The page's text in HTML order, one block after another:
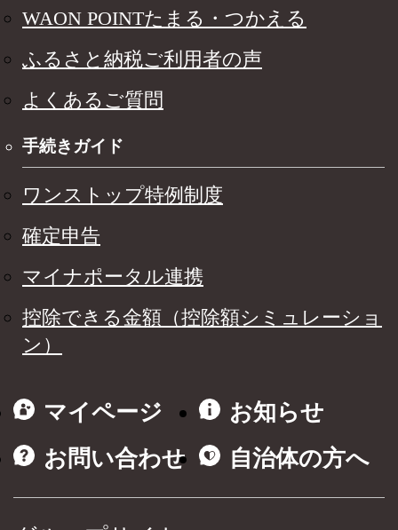
WAON POINTたまる・つかえる
ふるさと納税ご利用者の声
よくあるご質問
手続きガイド
ワンストップ特例制度
確定申告
マイナポータル連携
控除できる金額（控除額シミュレーショ
ン）
マイページ
お知らせ
お問い合わせ
自治体の方へ